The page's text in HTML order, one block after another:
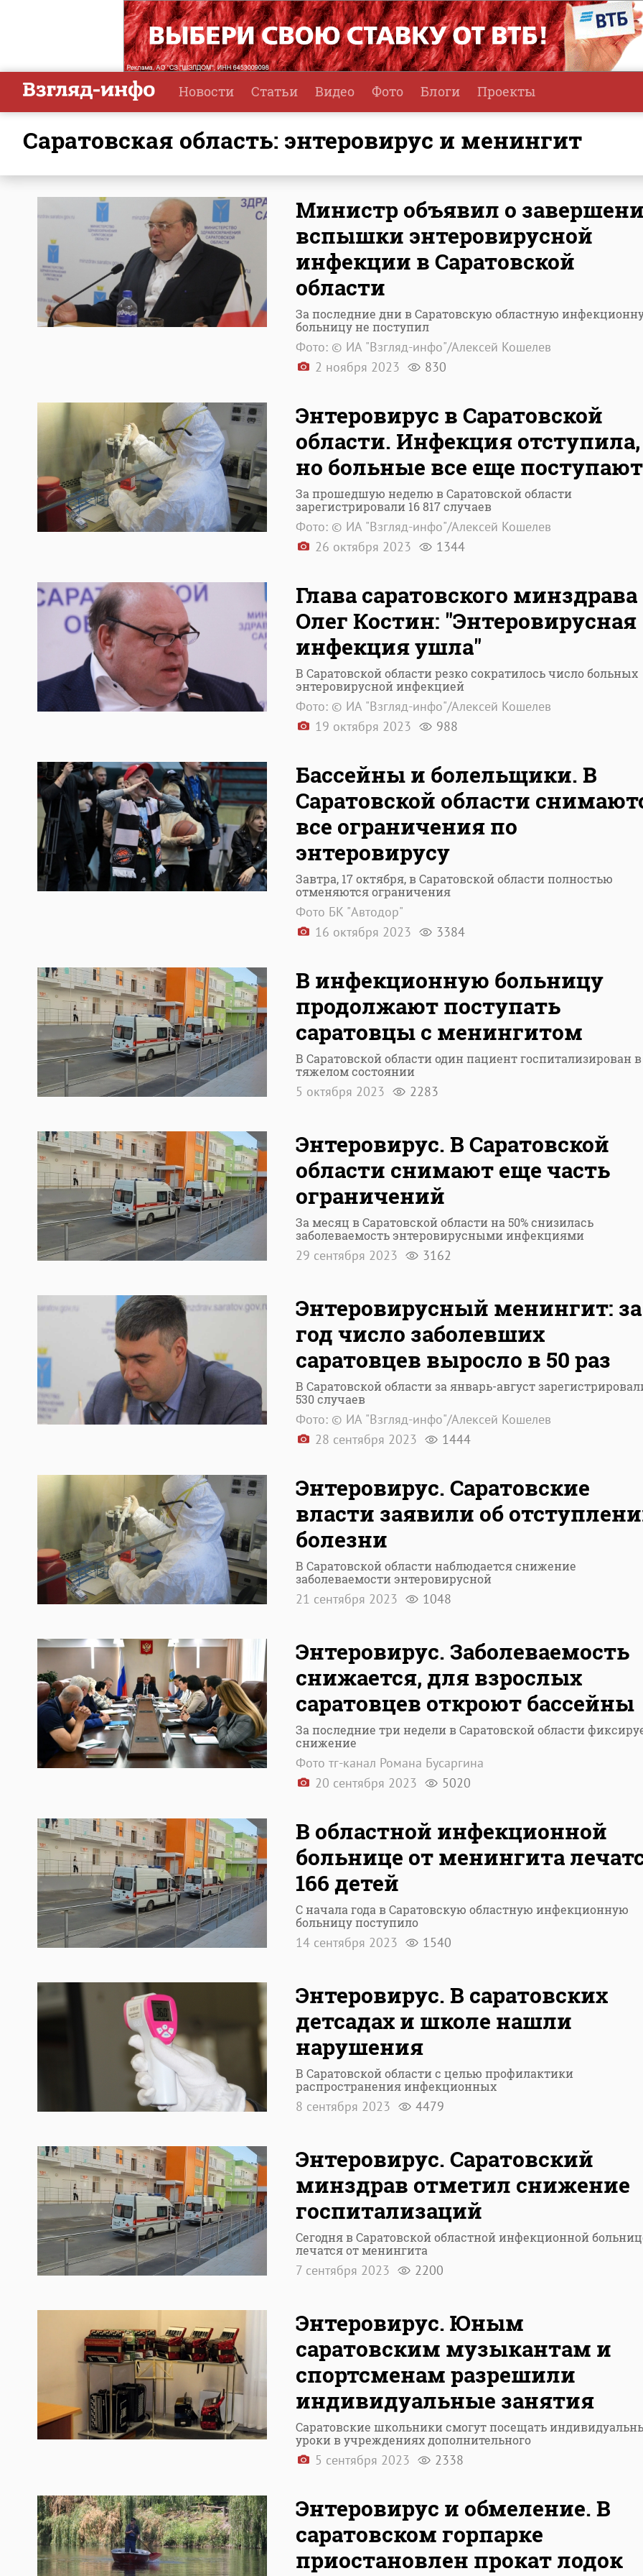
Новости Статьи Видео Фото Блоги Проекты
Саратовская область: энтеровирус и менингит
Министр объявил о
вспышки энтеровирусной
инфекции в Саратовской
области
За последние дни в Саратовскую областную
больницу не поступил
Фото: © ИА "Взгляд-инфо"/Алексей Кошелев
2 ноября 2023
830
Энтеровирус в Саратовской
области. Инфекция отступила,
но больные все еще поступают
За прошедшую неделю в Саратовской области
зарегистрировали 16 817 случаев
Фото: © ИА "Взгляд-инфо"/Алексей Кошелев
26 октября 2023
1344
Глава саратовского минздрава
Олег Костин: "Энтеровирусная
инфекция ушла"
В Саратовской области резко сократилось число больных
энтеровирусной инфекцией
Фото: © ИА "Взгляд-инфо"/Алексей Кошелев
19 октября 2023
988
Бассейны и болельщики. В
Саратовской области
все ограничения по
энтеровирусу
Завтра, 17 октября, в Саратовской области полностью
отменяются ограничения
Фото БК "Автодор"
16 октября 2023
3384
В инфекционную больницу
продолжают поступать
саратовцы с менингитом
В Саратовской области один пациент госпитализирован в
тяжелом состоянии
5 октября 2023 2283
Энтеровирус. В Саратовской
области снимают еще часть
ограничений
За месяц в Саратовской области на 50% снизилась
заболеваемость энтеровирусными инфекциями
29 сентября 2023 3162
Энтеровирусный менингит: за
год число заболевших
саратовцев выросло в 50 раз
В Саратовской области за январь-август
530 случаев
Фото: © ИА "Взгляд-инфо"/Алексей Кошелев
28 сентября 2023
1444
Энтеровирус. Саратовские
власти заявили об
болезни
В Саратовской области наблюдается снижение
заболеваемости энтеровирусной
21 сентября 2023 1048
Энтеровирус. Заболеваемость
снижается, для взрослых
саратовцев откроют бассейны
За последние три недели в Саратовской области
снижение
Фото тг-канал Романа Бусаргина
20 сентября 2023
5020
В областной инфекционной
больнице от менингита
166 детей
С начала года в Саратовскую областную инфекционную
больницу поступило
14 сентября 2023 1540
Энтеровирус. В саратовских
детсадах и школе нашли
нарушения
В Саратовской области с целью профилактики
распространения инфекционных
8 сентября 2023 4479
Энтеровирус. Саратовский
минздрав отметил снижение
госпитализаций
Сегодня в Саратовской областной инфекционной
лечатся от менингита
7 сентября 2023 2200
Энтеровирус. Юным
саратовским музыкантам и
спортсменам разрешили
индивидуальные занятия
Саратовские школьники смогут посещать
уроки в учреждениях дополнительного
5 сентября 2023 2338
Энтеровирус и обмеление. В
саратовском горпарке
приостановлен прокат лодок